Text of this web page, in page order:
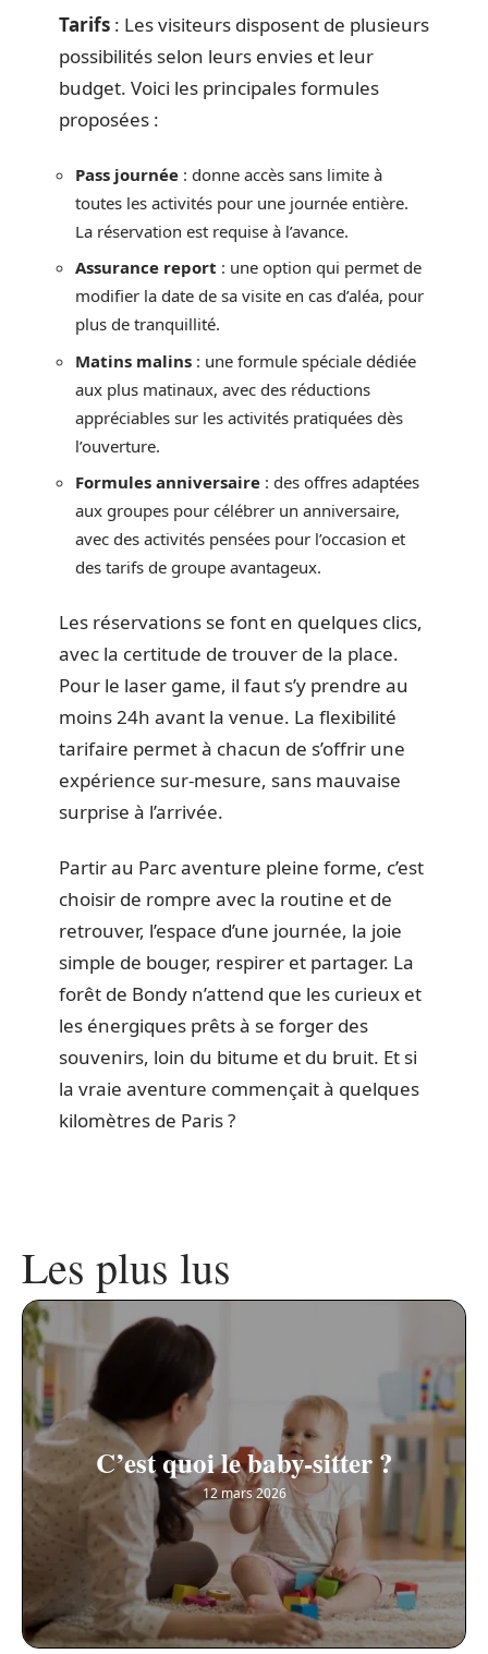
Tarifs : Les visiteurs disposent de plusieurs
possibilités selon leurs envies et leur
budget. Voici les principales formules
proposées :
Pass journée : donne accès sans limite à
toutes les activités pour une journée entière.
La réservation est requise à l’avance.
Assurance report : une option qui permet de
modifier la date de sa visite en cas d’aléa, pour
plus de tranquillité.
Matins malins : une formule spéciale dédiée
aux plus matinaux, avec des réductions
appréciables sur les activités pratiquées dès
l’ouverture.
Formules anniversaire : des offres adaptées
aux groupes pour célébrer un anniversaire,
avec des activités pensées pour l’occasion et
des tarifs de groupe avantageux.
Les réservations se font en quelques clics,
avec la certitude de trouver de la place.
Pour le laser game, il faut s’y prendre au
moins 24h avant la venue. La flexibilité
tarifaire permet à chacun de s’offrir une
expérience sur-mesure, sans mauvaise
surprise à l’arrivée.
Partir au Parc aventure pleine forme, c’est
choisir de rompre avec la routine et de
retrouver, l’espace d’une journée, la joie
simple de bouger, respirer et partager. La
forêt de Bondy n’attend que les curieux et
les énergiques prêts à se forger des
souvenirs, loin du bitume et du bruit. Et si
la vraie aventure commençait à quelques
kilomètres de Paris ?
Les plus lus
C’est quoi le baby-sitter ?
12 mars 2026